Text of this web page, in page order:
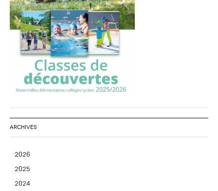
ARCHIVES
2026
2025
2024